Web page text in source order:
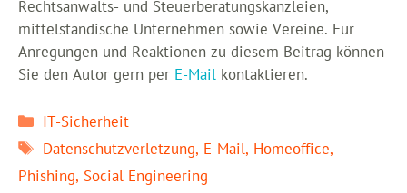
Rechtsanwalts- und Steuerberatungskanzleien,
mittelständische Unternehmen sowie Vereine. Für
Anregungen und Reaktionen zu diesem Beitrag können
Sie den Autor gern per E-Mail kontaktieren.
Kategorien
IT-Sicherheit
Schlagwörter
Datenschutzverletzung, E-Mail, Homeoffice,
Phishing, Social Engineering